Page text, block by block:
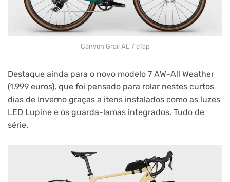
Canyon Grail AL 7 eTap
Destaque ainda para o novo modelo 7 AW-All Weather
(1.999 euros), que foi pensado para rolar nestes curtos
dias de Inverno graças a itens instalados como as luzes
LED Lupine e os guarda-lamas integrados. Tudo de
série.